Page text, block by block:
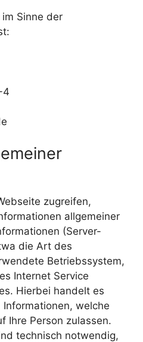
Sinne der
4
zugreifen,
allgemeiner
(Server-
die Art des
Betriebssystem,
Internet Service
Hierbei handelt es
welche
Ihre Person zulassen.
technisch notwendig,